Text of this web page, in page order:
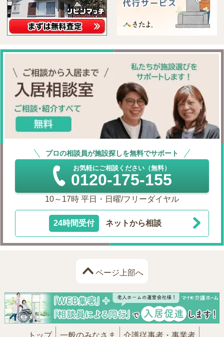
プロの相談員が施設探しを無料でサポート
お気軽にご相談ください（無料）
0120-175-155
10～17時 平日・日曜/フリーダイヤル
24時間受付 ネットから相談
ページ上部へ